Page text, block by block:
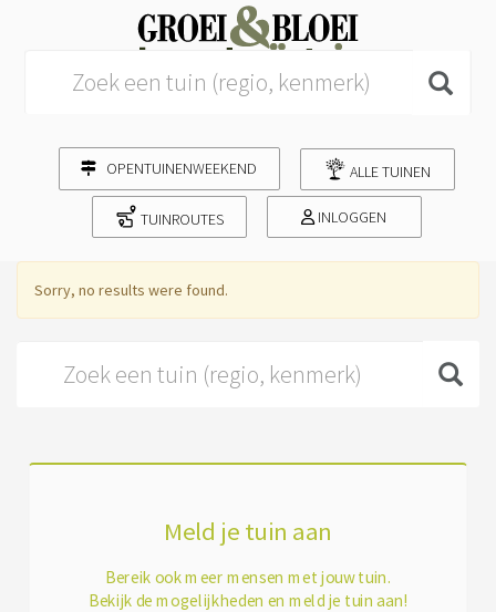
OPENTUINENWEEKEND ALLE TUINEN
TUINROUTES INLOGGEN
Sorry, no results were found.
Meld je tuin aan
Bereik ook meer mensen met jouw tuin.
Bekijk de mogelijkheden en meld je tuin aan!